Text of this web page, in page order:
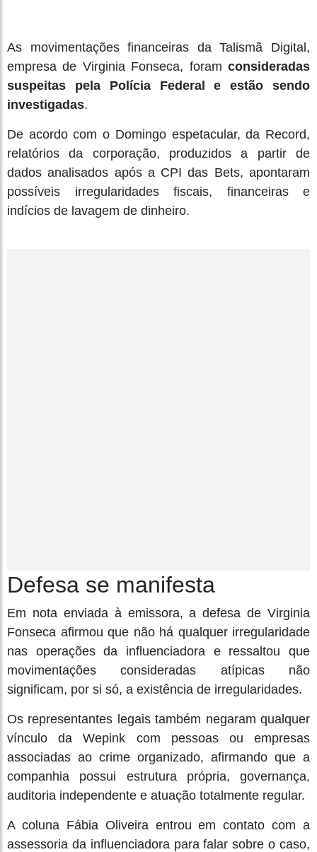
As movimentações financeiras da Talismã Digital,
empresa de Virginia Fonseca, foram consideradas
suspeitas pela Polícia Federal e estão sendo
investigadas.
De acordo com o Domingo espetacular, da Record,
relatórios da corporação, produzidos a partir de
dados analisados após a CPI das Bets, apontaram
possíveis irregularidades fiscais, financeiras e
indícios de lavagem de dinheiro.
Defesa se manifesta
Em nota enviada à emissora, a defesa de Virginia
Fonseca afirmou que não há qualquer irregularidade
nas operações da influenciadora e ressaltou que
movimentações consideradas atípicas não
significam, por si só, a existência de irregularidades.
Os representantes legais também negaram qualquer
vínculo da Wepink com pessoas ou empresas
associadas ao crime organizado, afirmando que a
companhia possui estrutura própria, governança,
auditoria independente e atuação totalmente regular.
A coluna Fábia Oliveira entrou em contato com a
assessoria da influenciadora para falar sobre o caso,